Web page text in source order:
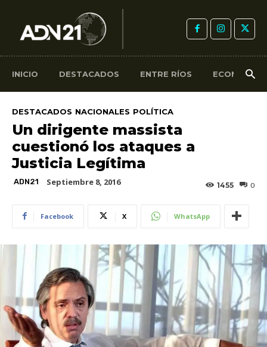
INICIO DESTACADOS ENTRE RÍOS ECONOMÍA
DESTACADOS NACIONALES POLÍTICA
Un dirigente massista
cuestionó los ataques a
Justicia Legítima
ADN21 Septiembre 8, 2016 0
1455
Facebook X WhatsApp